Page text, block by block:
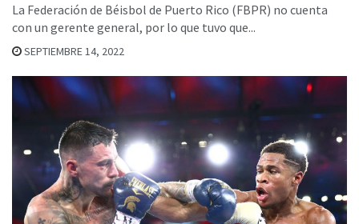
La Federación de Béisbol de Puerto Rico (FBPR) no cuenta
con un gerente general, por lo que tuvo que...
SEPTIEMBRE 14, 2022